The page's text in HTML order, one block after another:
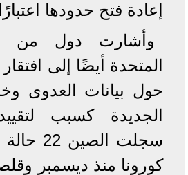
إعادة فتح حدودها اعتبارًا من
وأشارت دول من
المتحدة أيضًا إلى
حول بيانات العدوى
الجديدة كسبب
سجلت
كورونا منذ ديسمبر